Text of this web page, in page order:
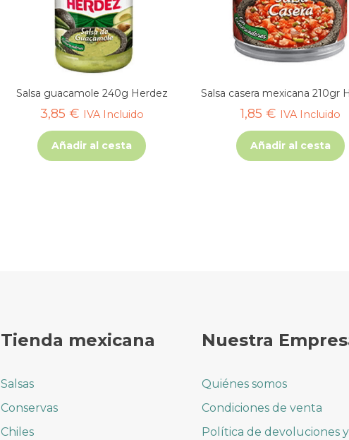
Salsa guacamole 240g Herdez
3,85 € IVA Incluido
Añadir al cesta
Salsa casera mexicana 210gr
1,85 € IVA Incluido
Añadir al cesta
Tienda mexicana
Salsas
Conservas
Chiles
Nuestra
Quiénes somos
Condiciones de venta
Política de devoluciones y